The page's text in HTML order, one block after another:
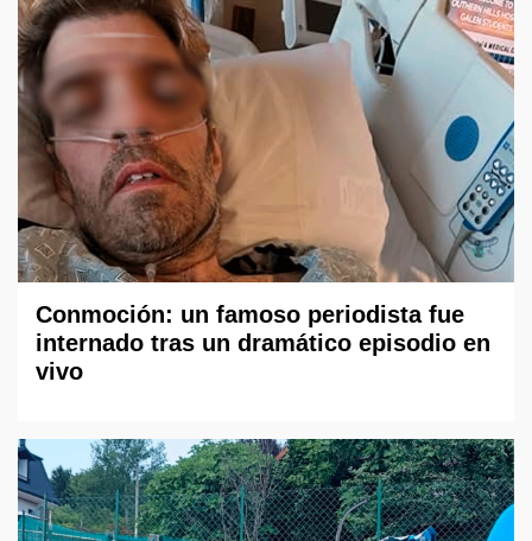
Conmoción: un famoso periodista fue
internado tras un dramático episodio en
vivo